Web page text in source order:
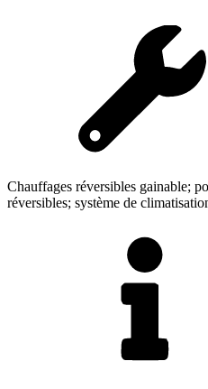
Chauffages réversibles gainable;
réversibles; système de